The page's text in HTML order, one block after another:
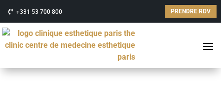
+331 53 700 800 PRENDRE RDV